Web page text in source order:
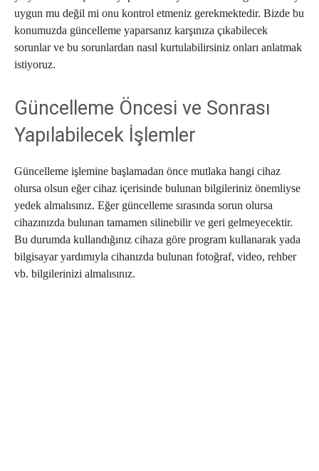
uygun mu değil mi onu kontrol etmeniz gerekmektedir. Bizde bu
konumuzda güncelleme yaparsanız karşınıza çıkabilecek
sorunlar ve bu sorunlardan nasıl kurtulabilirsiniz onları anlatmak
istiyoruz.
Güncelleme Öncesi ve Sonrası
Yapılabilecek İşlemler
Güncelleme işlemine başlamadan önce mutlaka hangi cihaz
olursa olsun eğer cihaz içerisinde bulunan bilgileriniz önemliyse
yedek almalısınız. Eğer güncelleme sırasında sorun olursa
cihazınızda bulunan tamamen silinebilir ve geri gelmeyecektir.
Bu durumda kullandığınız cihaza göre program kullanarak yada
bilgisayar yardımıyla cihanızda bulunan fotoğraf, video, rehber
vb. bilgilerinizi almalısınız.